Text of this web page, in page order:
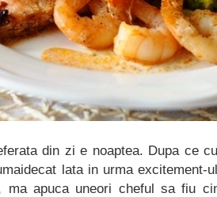
din zi e noaptea. Dupa ce
lata in urma excitement-
apuca uneori cheful sa fiu